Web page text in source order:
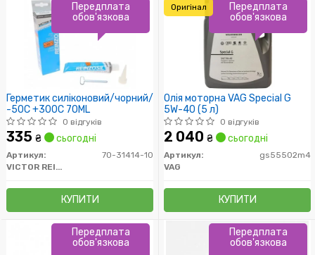
Герметик силіконовий/чорний/
-50C +300C 70ML
0 відгуків
335 ₴ сьогодні
Артикул:
70-31414-10
VICTOR REINZ
КУПИТИ
Передплата
обов'язкова
Олія моторна VAG Special G
5W-40 (5 л)
0 відгуків
2 040 ₴ сьогодні
Артикул:
gs55502m4
VAG
КУПИТИ
Передплата
обов'язкова
Оригінал
Передплата
обов'язкова
Передплата
обов'язкова